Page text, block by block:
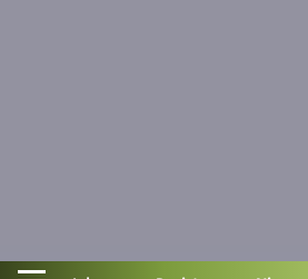
Contact